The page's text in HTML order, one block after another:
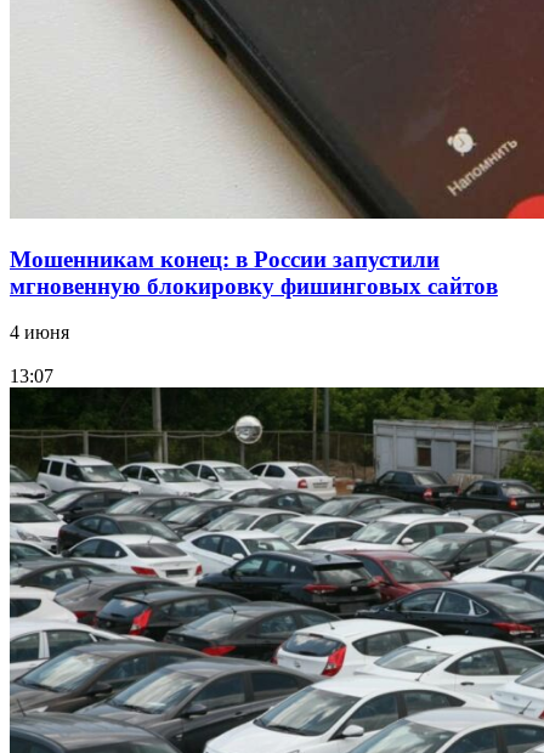
Волгоградские компании нарастили экспорт:
заключены контракты на 3,6 млн долларов
Мошенникам конец: в России запустили
мгновенную блокировку фишинговых сайтов
4 июня
13:07